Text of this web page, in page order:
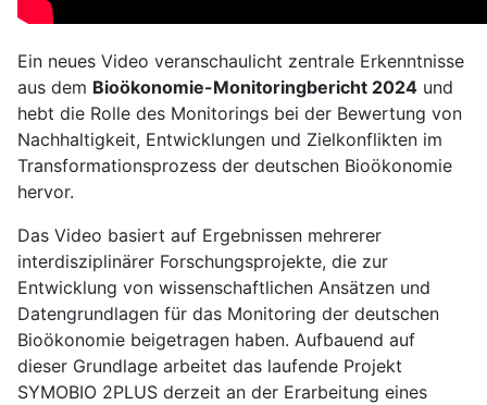
Ein neues Video veranschaulicht zentrale Erkenntnisse
aus dem Bioökonomie-Monitoringbericht 2024 und
hebt die Rolle des Monitorings bei der Bewertung von
Nachhaltigkeit, Entwicklungen und Zielkonflikten im
Transformationsprozess der deutschen Bioökonomie
hervor.
Das Video basiert auf Ergebnissen mehrerer
interdisziplinärer Forschungsprojekte, die zur
Entwicklung von wissenschaftlichen Ansätzen und
Datengrundlagen für das Monitoring der deutschen
Bioökonomie beigetragen haben. Aufbauend auf
dieser Grundlage arbeitet das laufende Projekt
SYMOBIO 2PLUS derzeit an der Erarbeitung eines